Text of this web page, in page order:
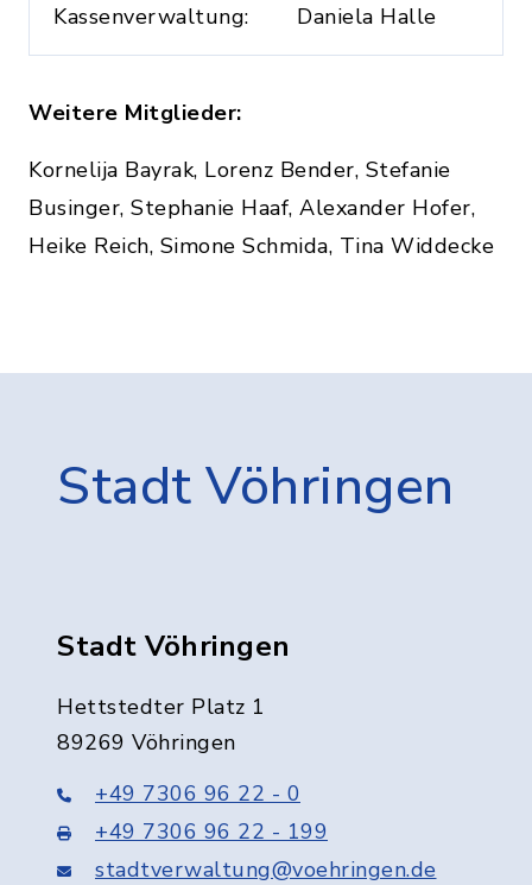
Kassenverwaltung: Daniela Halle
Weitere Mitglieder:
Kornelija Bayrak, Lorenz Bender, Stefanie
Businger, Stephanie Haaf, Alexander Hofer,
Heike Reich, Simone Schmida, Tina Widdecke
Stadt Vöhringen
Stadt Vöhringen
Hettstedter Platz 1
89269 Vöhringen
+49 7306 96 22 - 0
+49 7306 96 22 - 199
stadtverwaltung@voehringen.de